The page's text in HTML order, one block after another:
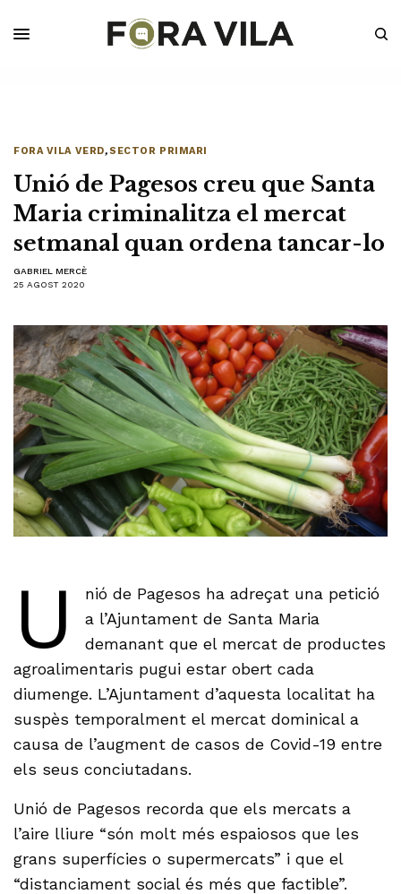
FORA VILA VERD,SECTOR PRIMARI
Unió de Pagesos creu que Santa
Maria criminalitza el mercat
setmanal quan ordena tancar-lo
GABRIEL MERCÈ
25 AGOST 2020
U
nió de Pagesos ha adreçat una petició
a l’Ajuntament de Santa Maria
demanant que el mercat de productes
agroalimentaris pugui estar obert cada
diumenge. L’Ajuntament d’aquesta localitat ha
suspès temporalment el mercat dominical a
causa de l’augment de casos de Covid-19 entre
els seus conciutadans.
Unió de Pagesos recorda que els mercats a
l’aire lliure “són molt més espaiosos que les
grans superfícies o supermercats” i que el
“distanciament social és més que factible”.